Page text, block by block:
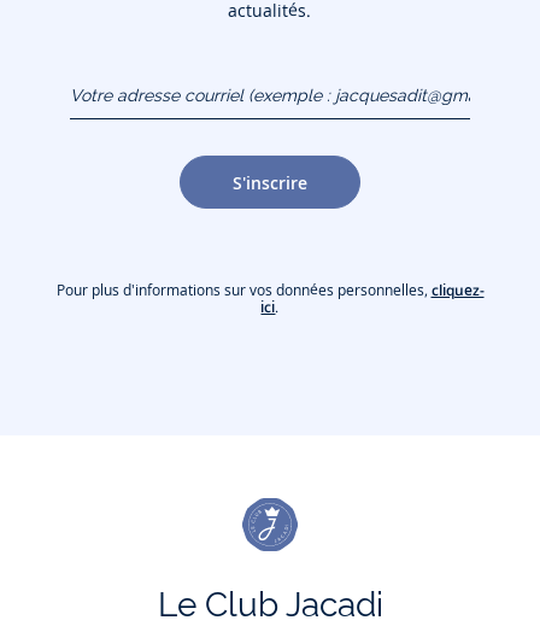
actualités.
(exemple :
jacquesadit@gmail.com)
S'inscrire
Pour plus d'informations sur vos données personnelles, cliquez-
ici.
Le Club Jacadi